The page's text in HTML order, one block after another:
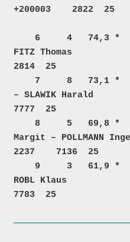
+200003    2822  25
FITZ Thomas
2814  25
– SLAWIK Harald
7777  25
Margit – POLLMANN
2237    7136  25
ROBL Klaus